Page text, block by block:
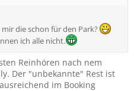
die schon für den Park?
ich alle nicht.
Reinhören nach nem
Der "unbekannte" Rest ist
im Booking